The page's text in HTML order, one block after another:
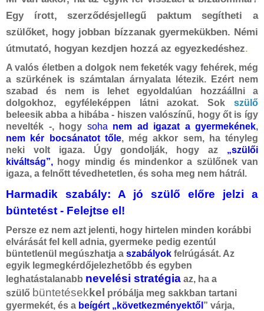
Egy írott, szerződésjellegű paktum segítheti a
szülőket, hogy jobban bízzanak gyermekükben. Némi
útmutató, hogyan kezdjen hozzá az egyezkedéshez.
A valós életben a dolgok nem feketék vagy fehérek, még
a szürkének is számtalan árnyalata létezik. Ezért nem
szabad és nem is lehet egyoldalúan hozzáállni a
dolgokhoz, egyféleképpen látni azokat. Sok
szülő
beleesik abba a hibába - hiszen valószínű, hogy őt is így
nevelték -, hogy soha nem ad igazat a gyermekének,
nem kér bocsánatot tőle, még akkor sem, ha tényleg
neki volt igaza. Úgy gondolják, hogy az „szülői
kiváltság”, hogy mindig és mindenkor a szülőnek van
igaza, a felnőtt tévedhetetlen, és soha meg nem hátrál.
Harmadik szabály: A jó szülő előre jelzi a
büntetést - Felejtse el!
Persze ez nem azt jelenti, hogy hirtelen minden korábbi
elvárását fel kell adnia, gyermeke pedig ezentúl
büntetlenül megúszhatja a szabályok felrúgását. Az
egyik legmegkérdőjelezhetőbb és egyben
leghatástalanabb nevelési stratégia az, ha a
szülő büntetésekkel próbálja meg sakkban tartani
gyermekét, és a beígért „következményektől ” várja,